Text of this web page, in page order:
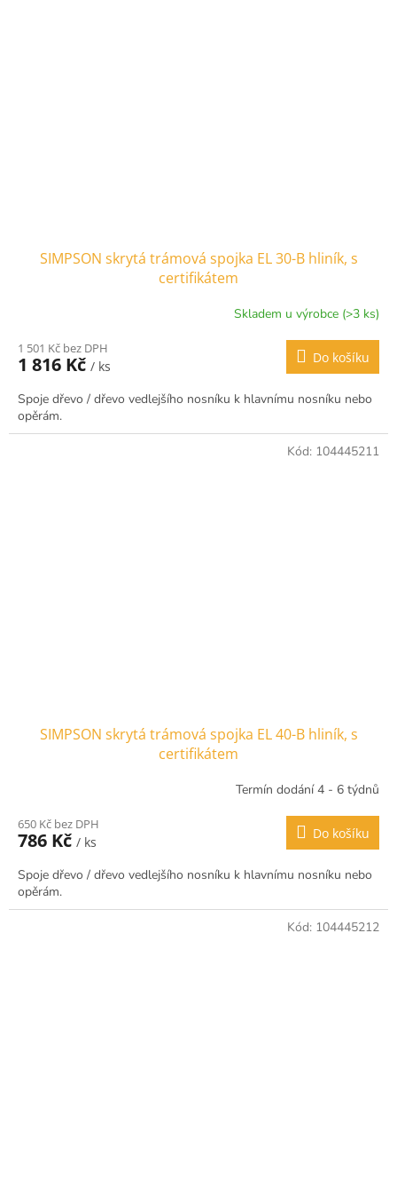
SIMPSON skrytá trámová spojka EL 30-B hliník, s
certifikátem
Skladem u výrobce (>3 ks)
1 501 Kč bez DPH
1 816 Kč / ks
Do košíku
Spoje dřevo / dřevo vedlejšího nosníku k hlavnímu nosníku nebo
opěrám.
SIMPSON skrytá trámová spojka EL 40-B hliník, s
certifikátem
Termín dodání 4 - 6 týdnů
650 Kč bez DPH
786 Kč / ks
Do košíku
Spoje dřevo / dřevo vedlejšího nosníku k hlavnímu nosníku nebo
opěrám.
Kód: 104445211
Kód: 104445212